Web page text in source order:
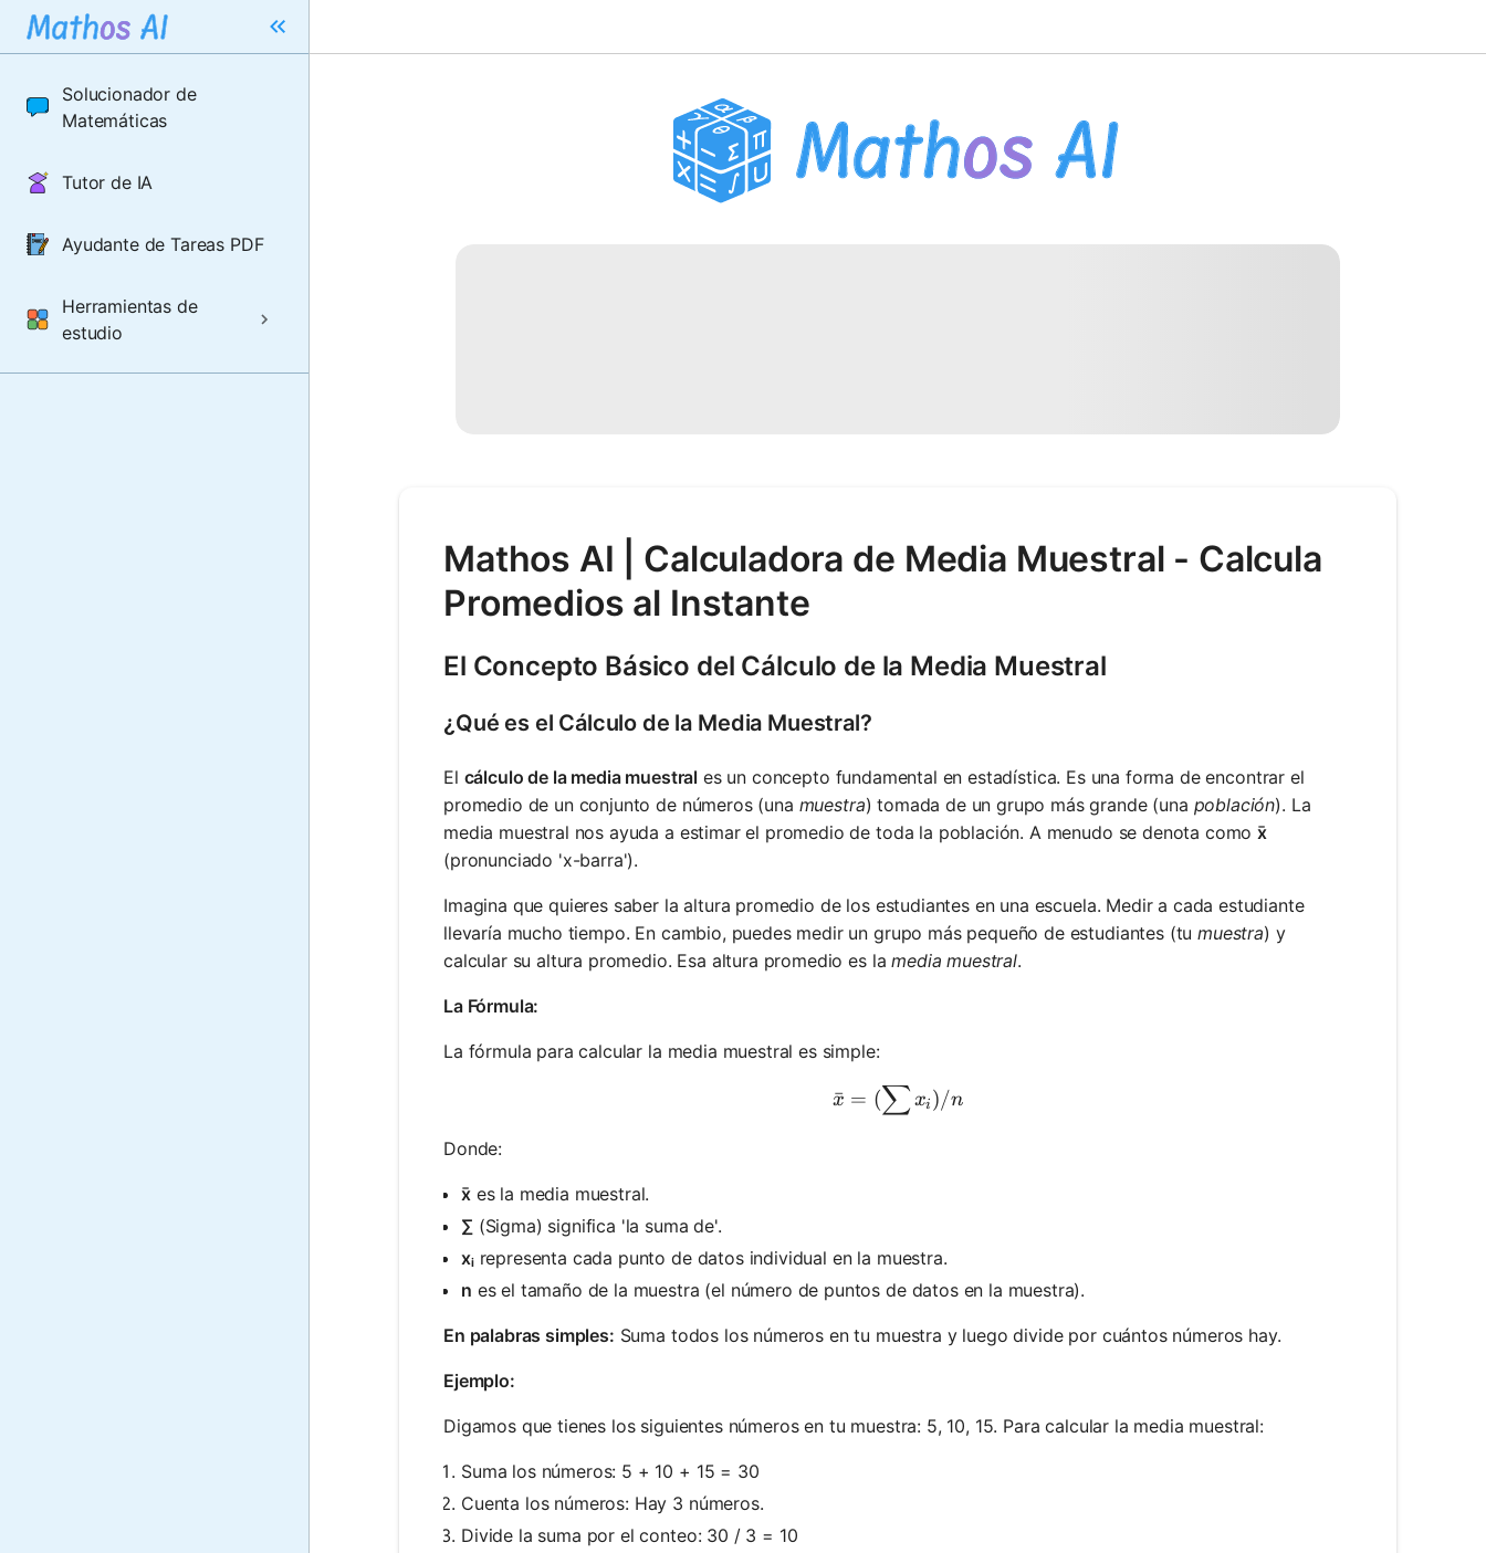
Solucionador de
Matemáticas
Tutor de IA
Ayudante de Tareas PDF
Herramientas de
estudio
Mathos AI | Calculadora de Media Muestral - Calcula
Promedios al Instante
El Concepto Básico del Cálculo de la Media Muestral
¿Qué es el Cálculo de la Media Muestral?
El cálculo de la media muestral es un concepto fundamental en estadística. Es una forma de encontrar el
promedio de un conjunto de números (una muestra) tomada de un grupo más grande (una población). La
media muestral nos ayuda a estimar el promedio de toda la población. A menudo se denota comox̄
(pronunciado 'x-barra').
Imagina que quieres saber la altura promedio de los estudiantes en una escuela. Medir a cada estudiante
llevaría mucho tiempo. En cambio, puedes medir un grupo más pequeño de estudiantes (tumuestra) y
calcular su altura promedio. Esa altura promedio es lamedia muestral.
La Fórmula:
La fórmula para calcular la media muestral es simple:
x̄ = (∑xᵢ) / n
x
ˉ = (∑ xi )/n
Donde:
x̄es la media muestral.
∑ (Sigma) significa 'la suma de'.
xᵢrepresenta cada punto de datos individual en la muestra.
n es el tamaño de la muestra (el número de puntos de datos en la muestra).
En palabras simples: Suma todos los números en tu muestra y luego divide por cuántos números hay.
Ejemplo:
Digamos que tienes los siguientes números en tu muestra: 5, 10, 15. Para calcular la media muestral:
Suma los números: 5 + 10 + 15 = 30
Cuenta los números: Hay 3 números.
Divide la suma por el conteo: 30 / 3 = 10